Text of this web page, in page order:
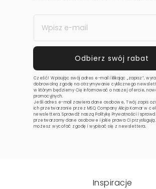
Cześć! Wpisując swój adres e-mail i klikając „zapisz”,
dobrowolną zgodę na otrzymywanie cyklicznego
w którym będziemy Cię informować o naszej ofercie,
promocyjnych.
Jeśli adres e-mail zawiera dane osobowe, Twój zapis
ich przetwarzanie przez MSQ Company Alicja Komar w
newslettera. Sprawdź naszą Politykę Prywatnościi
przetwarzamy dane osobowe i jakie prawa Ci
możesz wycofać zgodę i wypisać się z newslettera.
Inspiracje